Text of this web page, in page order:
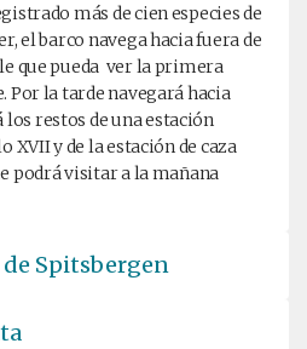
más de cien especies de
el barco navega hacia fuera de
que pueda ver la primera
Por la tarde navegará hacia
restos de una estación
XVII y de la estación de caza
podrá visitar a la mañana
Spitsbergen